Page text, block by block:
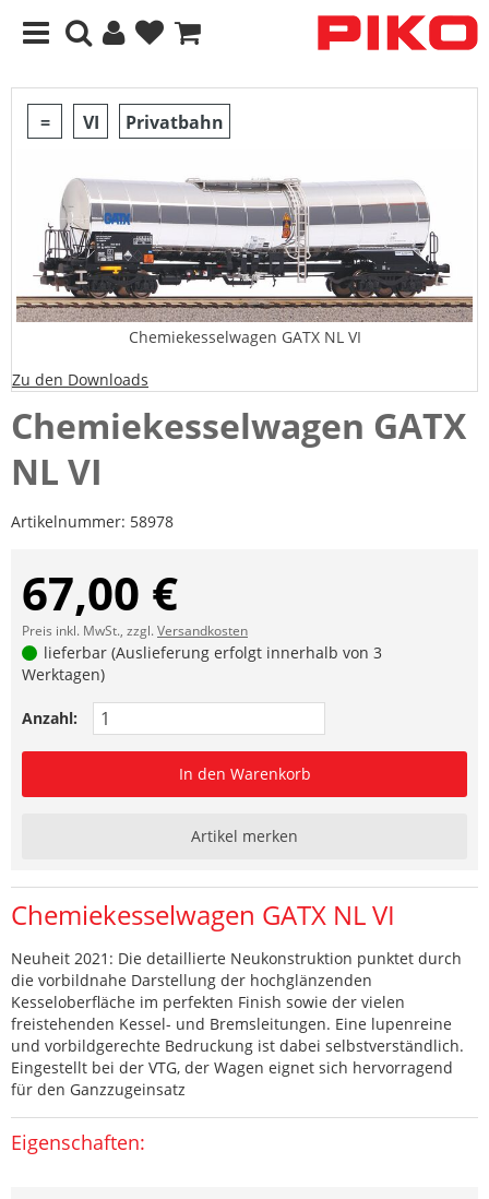
= VI Privatbahn
Chemiekesselwagen GATX NL VI
Zu den Downloads
Chemiekesselwagen GATX
NL VI
Artikelnummer: 58978
67,00 €
Preis inkl. MwSt., zzgl.Versandkosten
lieferbar (Auslieferung erfolgt innerhalb von 3
Werktagen)
Anzahl:
In den Warenkorb
Artikel merken
Chemiekesselwagen GATX NL VI
Neuheit 2021: Die detaillierte Neukonstruktion punktet durch
die vorbildnahe Darstellung der hochglänzenden
Kesseloberfläche im perfekten Finish sowie der vielen
freistehenden Kessel- und Bremsleitungen. Eine lupenreine
und vorbildgerechte Bedruckung ist dabei selbstverständlich.
Eingestellt bei der VTG, der Wagen eignet sich hervorragend
für den Ganzzugeinsatz
Eigenschaften: